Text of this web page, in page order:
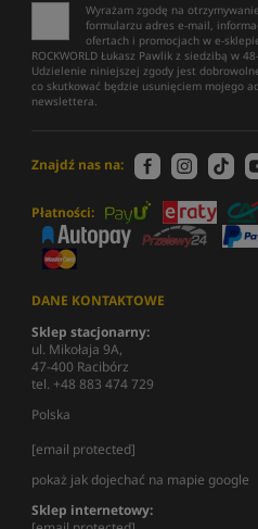
Wyrażam zgodę na
formularzu adres e-mail,
ofertach i promocjach w e-
ROCKWORLD Łukasz Pawlik z siedzibą w
Udzielenie niniejszej zgody jest
co skutkować będzie usunięciem mojego
newslettera.
Znajdź nas na:
Płatności:
DANE KONTAKTOWE
Sklep stacjonarny:
ul. Mikołaja 9A,
47-400 Racibórz
tel. +48 883 474 729
Polska
[email protected]
pokaż jak dojechać na mapie google
Sklep internetowy: